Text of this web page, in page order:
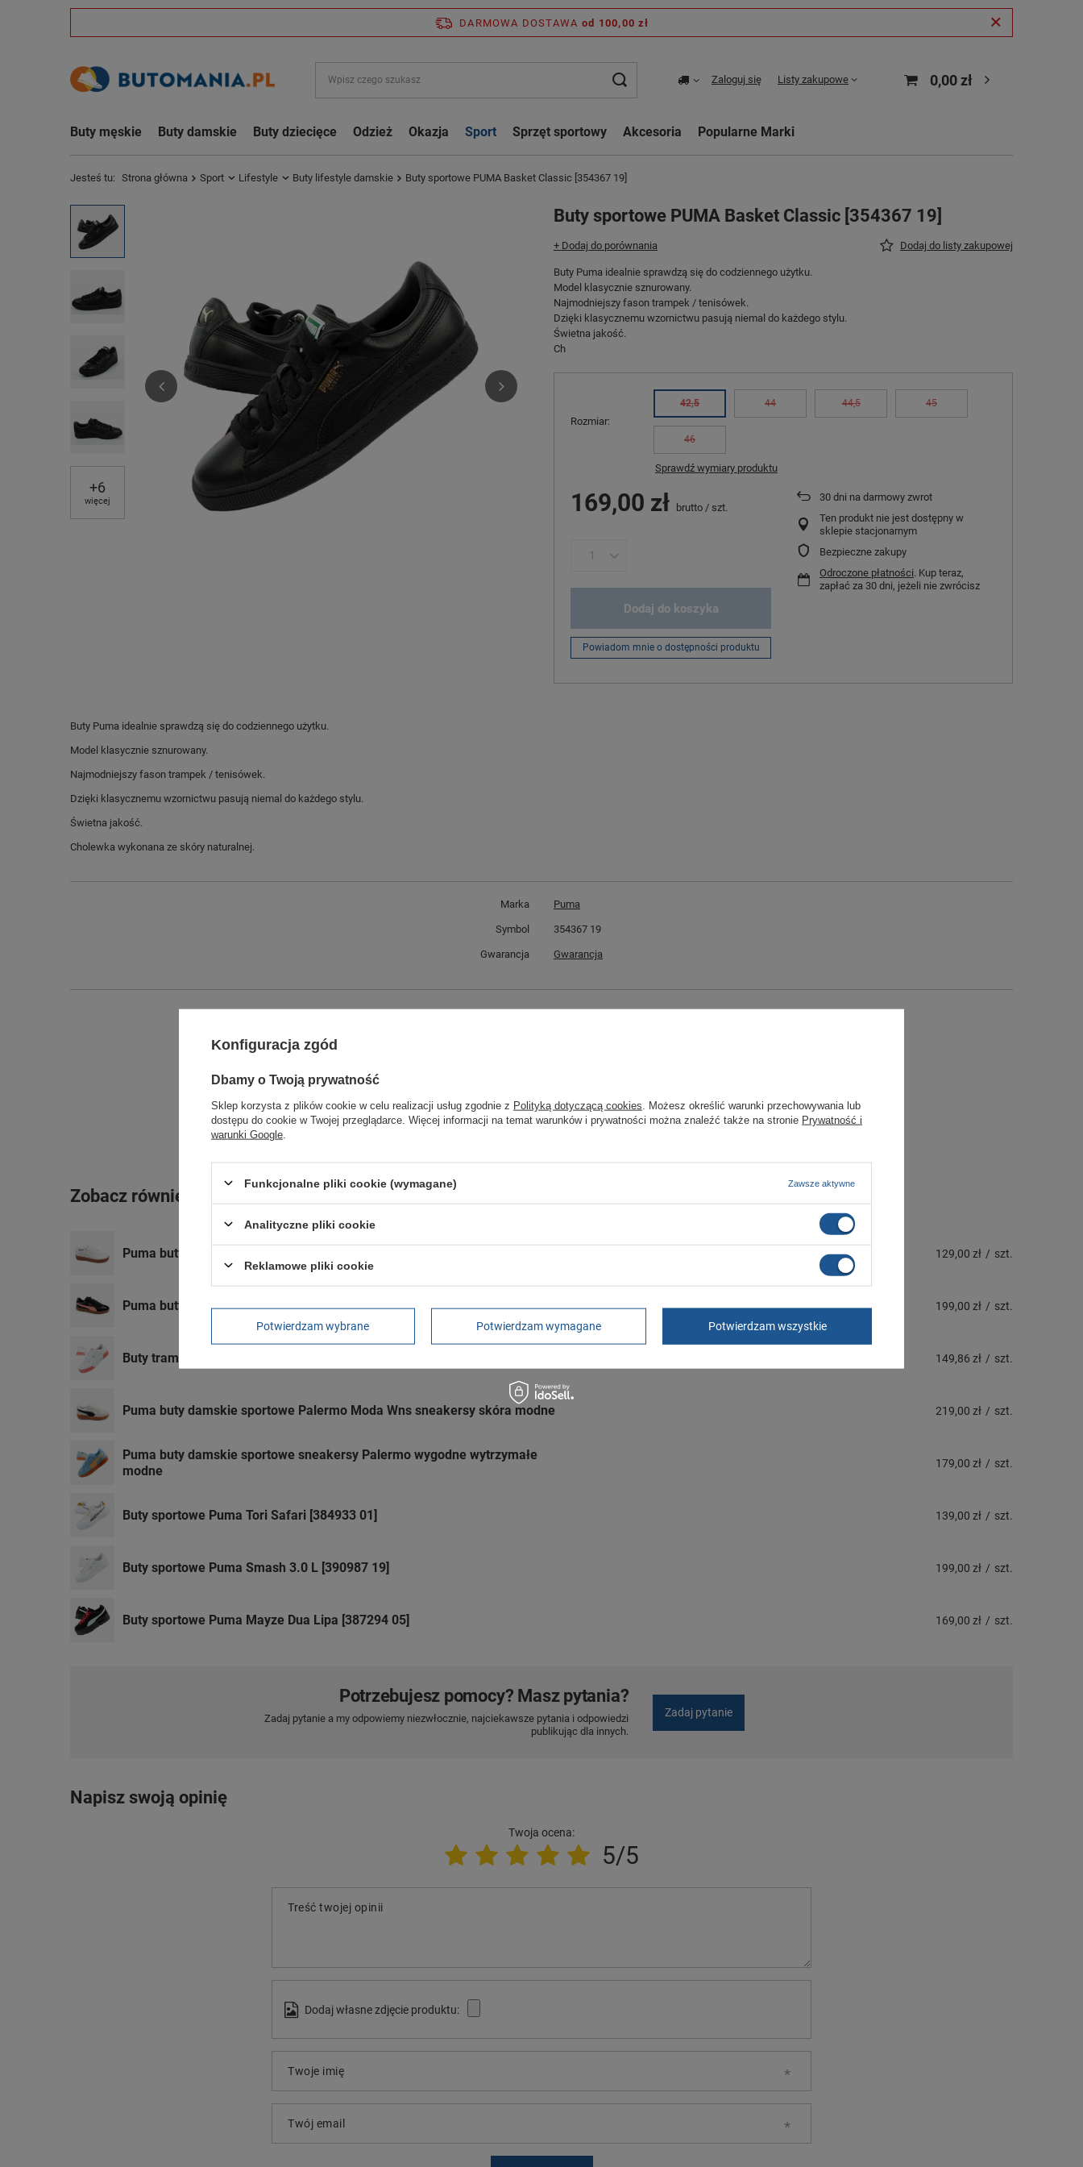
DARMOWA DOSTAWA od 100,00 zł
Zaloguj się Listy zakupowe 0,00 zł
Buty męskie Buty damskie Buty dziecięce Odzież Okazja Sport Sprzęt sportowy Akcesoria Popularne Marki
Jesteś tu: Strona główna Sport Lifestyle Buty lifestyle damskie Buty sportowe PUMA Basket Classic [354367 19]
+6
więcej
Buty sportowe PUMA Basket Classic [354367 19]
+ Dodaj do porównania Dodaj do listy zakupowej
Buty Puma idealnie sprawdzą się do codziennego użytku.
Model klasycznie sznurowany.
Najmodniejszy fason trampek / tenisówek.
Dzięki klasycznemu wzornictwu pasują niemal do każdego stylu.
Świetna jakość.
Ch
Rozmiar
42,5 44 44,5 45
46
Sprawdź wymiary produktu
169,00 zł brutto / szt.
Dodaj do koszyka
Powiadom mnie o dostępności produktu
30 dni na darmowy zwrot
Ten produkt nie jest dostępny w
sklepie stacjonarnym
Bezpieczne zakupy
Odroczone płatności. Kup teraz,
zapłać za 30 dni, jeżeli nie zwrócisz
Buty Puma idealnie sprawdzą się do codziennego użytku.
Model klasycznie sznurowany.
Najmodniejszy fason trampek / tenisówek.
Dzięki klasycznemu wzornictwu pasują niemal do każdego stylu.
Świetna jakość.
Cholewka wykonana ze skóry naturalnej.
Marka Puma
Symbol 354367 19
Gwarancja Gwarancja
Butomania.pl
Kościuszki 27b
Zobacz również
Puma buty sportowe damskie trampki Carina 3.0 skórzane białe modne 129,00 zł / szt.
Puma buty damskie sportowe CLub II Era sneakersy czarne modne skóra 199,00 zł / szt.
Buty trampki damskie sportowe Puma Carina 2.0 [385849 09] 149,86 zł / szt.
Puma buty damskie sportowe Palermo Moda Wns sneakersy skóra modne 219,00 zł / szt.
Puma buty damskie sportowe sneakersy Palermo wygodne wytrzymałe
modne
179,00 zł / szt.
Buty sportowe Puma Tori Safari [384933 01] 139,00 zł / szt.
Buty sportowe Puma Smash 3.0 L [390987 19] 199,00 zł / szt.
Buty sportowe Puma Mayze Dua Lipa [387294 05] 169,00 zł / szt.
Potrzebujesz pomocy? Masz pytania?
Zadaj pytanie a my odpowiemy niezwłocznie, najciekawsze pytania i odpowiedzi
publikując dla innych.
Zadaj pytanie
Napisz swoją opinię
Twoja ocena:
5/5
Treść twojej opinii
Dodaj własne zdjęcie produktu:
Twoje imię
Twój email
Konfiguracja zgód
Dbamy o Twoją prywatność
Sklep korzysta z plików cookie w celu realizacji usług zgodnie z Polityką dotyczącą cookies . Możesz określić warunki przechowywania lub
dostępu do cookie w Twojej przeglądarce. Więcej informacji na temat warunków i prywatności można znaleźć także na stronie Prywatność i
warunki Google
Funkcjonalne pliki cookie (wymagane) Zawsze aktywne
Analityczne pliki cookie
Reklamowe pliki cookie
Potwierdzam wybrane Potwierdzam wymagane Potwierdzam wszystkie